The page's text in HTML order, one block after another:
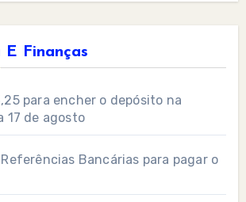
E Finanças
para encher o depósito na
17 de agosto
Bancárias para pagar o